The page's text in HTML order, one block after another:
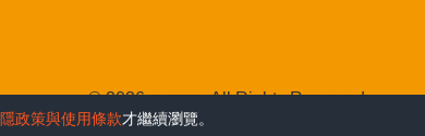
政策與使用條款才繼續瀏覽。
© 2026 e-zone. All Rights Reserved.